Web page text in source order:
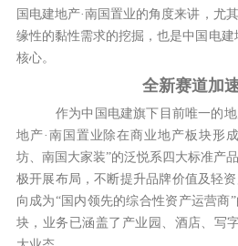
国电建地产·南国置业的角度来讲，尤
缘性的黏性需求的挖掘，也是中国电建
核心。
全新赛道加
作为中国电建旗下目前唯一的
地产·南国置业除在商业地产板块形
坊、南国大家装”的泛悦系四大标准产
极开展布局，不断提升品牌价值及轻
向成为“国内领先的综合性资产运营商
块，业务已涵盖了产业园、酒店、写